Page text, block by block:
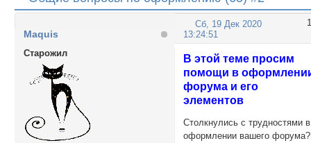
1
Сб, 19 Дек 2020
13:24:51
Maquis
Cтарожил
В этой теме просим
помощи в
форума и его
элементов
Столкнулись с трудностями в
оформлении вашего форума?